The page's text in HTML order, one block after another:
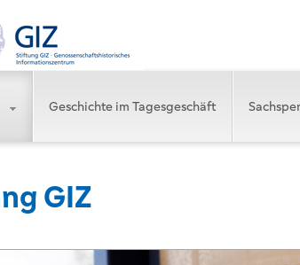
Geschichte im Tagesgeschäft
GIZ